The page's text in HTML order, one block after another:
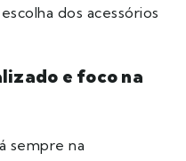
dos acessórios
e foco na
sempre na